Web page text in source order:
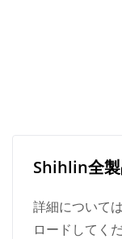
Shihlin全
詳細について
ロードしてくだ